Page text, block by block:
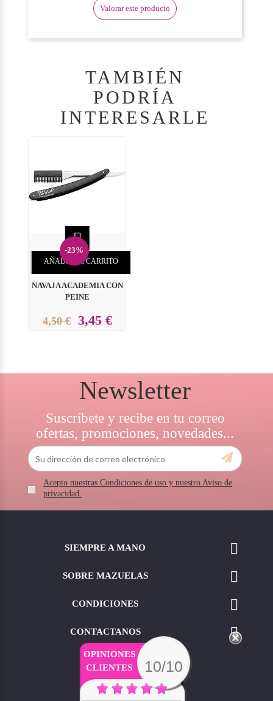
Valorar este producto
TAMBIÉN
PODRÍA
INTERESARLE
-23%

AÑADIR AL CARRITO
NAVAJA ACADEMIA CON
PEINE
4,50 € 3,45 €
Newsletter
Suscríbete y recibe en tu correo
ofertas, promociones, novedades...
Acepto nuestras Condiciones de uso y nuestro Aviso de
privacidad.
SIEMPRE A MANO 
SOBRE MAZUELAS 
CONDICIONES 
CONTACTANOS 
OPINIONES
CLIENTES
10/10